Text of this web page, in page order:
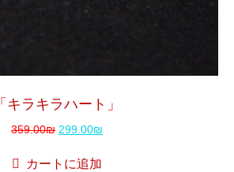
「キラキラハート」
359.00₪ 299.00₪
カートに追加